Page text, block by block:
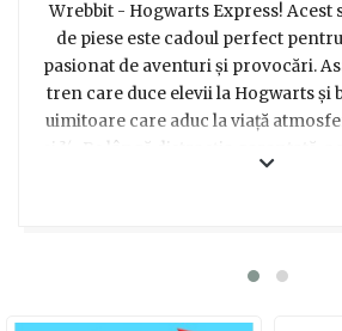
Wrebbit - Hogwarts Express! Acest
de piese este cadoul perfect
pasionat de aventuri și provocări.
tren care duce elevii la Hogwarts și
uimitoare care aduc la viață